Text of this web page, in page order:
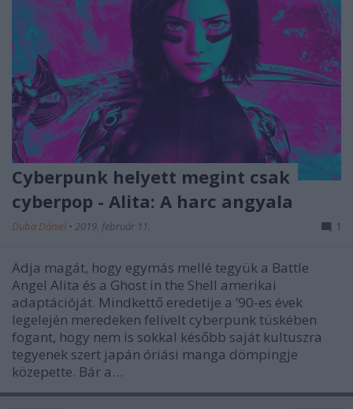
Cyberpunk helyett megint csak
cyberpop - Alita: A harc angyala
Duba Dániel • 2019. február 11. 1
Adja magát, hogy egymás mellé tegyük a Battle
Angel Alita és a Ghost in the Shell amerikai
adaptációját. Mindkettő eredetije a ‘90-es évek
legelején meredeken felívelt cyberpunk tüskében
fogant, hogy nem is sokkal később saját kultuszra
tegyenek szert japán óriási manga dömpingje
közepette. Bár a…